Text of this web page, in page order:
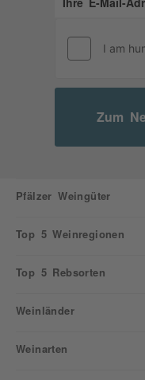
Zum
Pfälzer Weingüter
Top 5 Weinregionen
Top 5 Rebsorten
Weinländer
Weinarten